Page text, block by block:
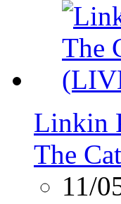
Linkin
The
11/